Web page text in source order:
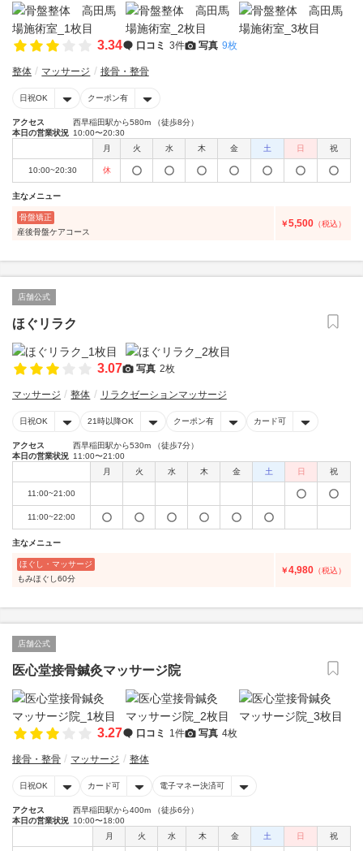
3.34 口コミ 3件 写真 9枚
整体 マッサージ 接骨・整骨
日祝OK クーポン有
アクセス
西早稲田駅から580m （徒歩8分）
本日の営業状況 10:00〜20:30
月
火 水 木 金 土 日 祝
10:00~20:30 休
主なメニュー
骨盤矯正
産後骨盤ケアコース
￥5,500 （税込）
店舗公式
ほぐリラク
3.07 写真 2枚
マッサージ 整体 リラクゼーションマッサージ
日祝OK 21時以降OK クーポン有 カード可
アクセス
西早稲田駅から530m （徒歩7分）
本日の営業状況 11:00〜21:00
月
火 水 木 金 土 日 祝
11:00~21:00
11:00~22:00
主なメニュー
ほぐし・マッサージ
もみほぐし60分
￥4,980 （税込）
店舗公式
医心堂接骨鍼灸マッサージ院
3.27 口コミ 1件 写真 4枚
接骨・整骨 マッサージ 整体
日祝OK カード可 電子マネー決済可
アクセス
西早稲田駅から400m （徒歩6分）
本日の営業状況 10:00〜18:00
月
火 水 木 金 土 日 祝